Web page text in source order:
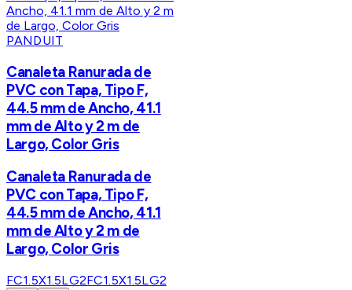
PANDUIT
Canaleta Ranurada de
PVC con Tapa, Tipo F,
44.5 mm de Ancho, 41.1
mm de Alto y 2 m de
Largo, Color Gris
Canaleta Ranurada de
PVC con Tapa, Tipo F,
44.5 mm de Ancho, 41.1
mm de Alto y 2 m de
Largo, Color Gris
FC1.5X1.5LG2FC1.5X1.5LG2